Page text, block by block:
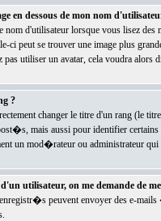
en dessous de mon nom
nom d'utilisateur lorsque vous lisez
ci peut se trouver une image plus
pas utiliser un avatar, cela voudra
?
changer le titre d'un rang (le
mais aussi pour identifier
un mod�rateur ou administrateur qui
utilisateur, on me demande de
peuvent envoyer des e-